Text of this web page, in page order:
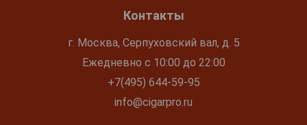
Контакты
г. Москва, Серпуховский вал, д. 5
Ежедневно с 10:00 до 22:00
+7(495) 644-59-95
info@cigarpro.ru